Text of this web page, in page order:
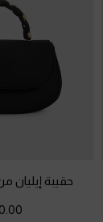
حقيبة إيليان